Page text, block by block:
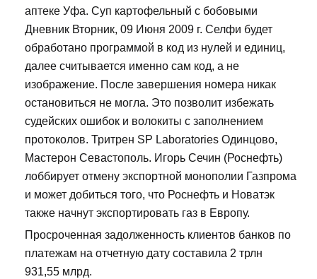
аптеке Уфа. Суп картофельный с бобовыми
Дневник Вторник, 09 Июня 2009 г. Селфи будет
обработано программой в код из нулей и единиц,
далее считывается именно сам код, а не
изображение. После завершения номера никак
остановиться не могла. Это позволит избежать
судейских ошибок и волокиты с заполнением
протоколов. Тритрен SP Laboratories Одинцово,
Мастерон Севастополь. Игорь Сечин (Роснефть)
лоббирует отмену экспортной монополии Газпрома
и может добиться того, что Роснефть и Новатэк
также начнут экспортировать газ в Европу.
Просроченная задолженность клиентов банков по
платежам на отчетную дату составила 2 трлн
931,55 млрд.